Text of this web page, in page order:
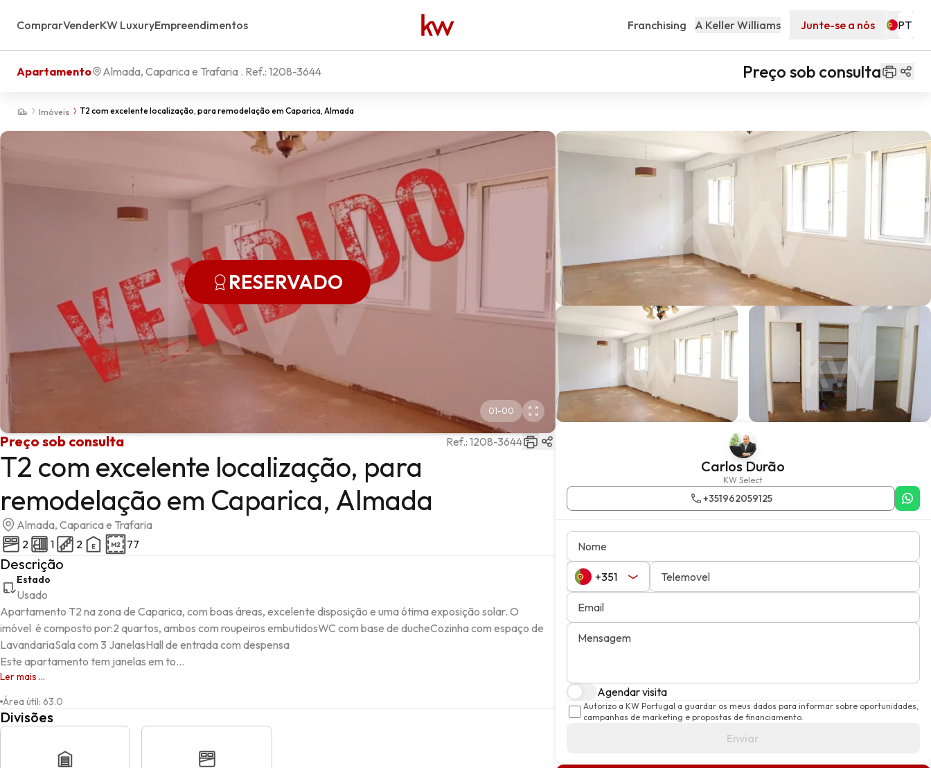
ComprarVenderKW LuxuryEmpreendimentos Franchising A Keller Williams Junte-se a nós
Imóveis T2 com excelente localização, para remodelação em Caparica, Almada
Apartamento Almada, Caparica e Trafaria . Ref.: 1208-3644 Preço sob consulta
RESERVADO
01-00
Preço sob consulta Ref.: 1208-3644
T2 com excelente localização, para
remodelação em Caparica, Almada
Almada, Caparica e Trafaria
2
1 2 77
Descrição
Estado
Usado
Apartamento T2 na zona de Caparica, com boas áreas, excelente disposição e uma ótima exposição solar. O
imóvel  é composto por:2 quartos, ambos com roupeiros embutidosWC com base de ducheCozinha com espaço de
LavandariaSala com 3 JanelasHall de entrada com despensa
Este apartamento tem janelas em to...
Ler mais ...
Área útil: 63.0
Divisões
Carlos Durão
KW Select
+351962059125
Nome
Telemovel
Email
Mensagem
Agendar visita
Autorizo a KW Portugal a guardar os meus dados para informar sobre oportunidades,
campanhas de marketing e propostas de financiamento.
Enviar